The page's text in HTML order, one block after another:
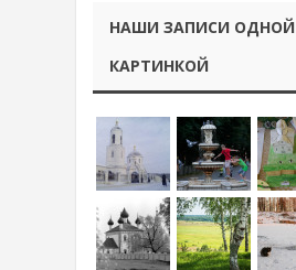
НАШИ ЗАПИСИ ОДНОЙ
КАРТИНКОЙ